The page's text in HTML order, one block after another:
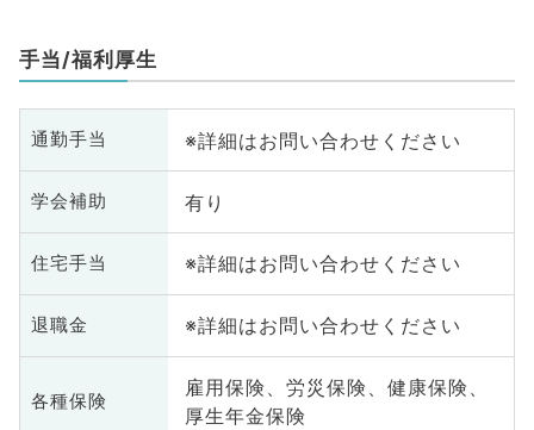
手当/福利厚生
通勤手当 ※詳細はお問い合わせください
学会補助 有り
住宅手当 ※詳細はお問い合わせください
退職金 ※詳細はお問い合わせください
各種保険
雇用保険、労災保険、健康保険、
厚生年金保険